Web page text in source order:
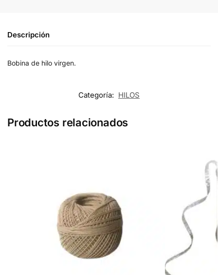
Descripción
Bobina de hilo virgen.
Categoría: HILOS
Productos relacionados